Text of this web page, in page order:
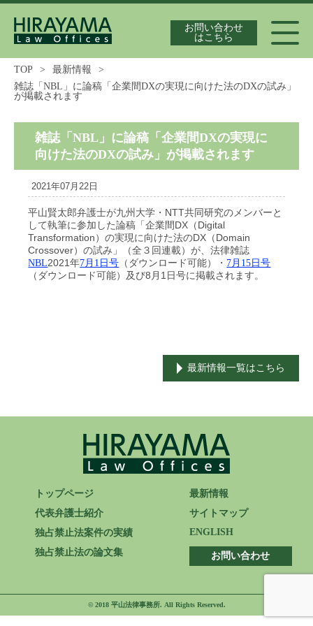
お問い合わせ
はこちら
代表弁護士紹介
独占禁止法案件の実績
最新情報
ENGLISH
TOP > 最新情報
>
雑誌「NBL」に論稿「企業間DXの実現に向けた法のDXの試み」
が掲載されます
雑誌「NBL」に論稿「企業間DXの実現に
向けた法のDXの試み」が掲載されます
2021年07月22日
平山賢太郎弁護士が九州大学・NTT共同研究のメンバーと
して執筆に参加した論稿「企業間DX（Digital
Transformation）の実現に向けた法のDX（Domain
Crossover）の試み」（全３回連載）が、法律雑誌
NBL2021年7月1日号 （ダウンロード可能）・ 7月15日号
（ダウンロード可能）及び8月1日号に掲載されます。
最新情報一覧はこちら
トップページ
代表弁護士紹介
独占禁止法案件の実績
独占禁止法の論文集
最新情報
サイトマップ
ENGLISH
お問い合わせ
© 2018 平山法律事務所. All Rights Reserved.